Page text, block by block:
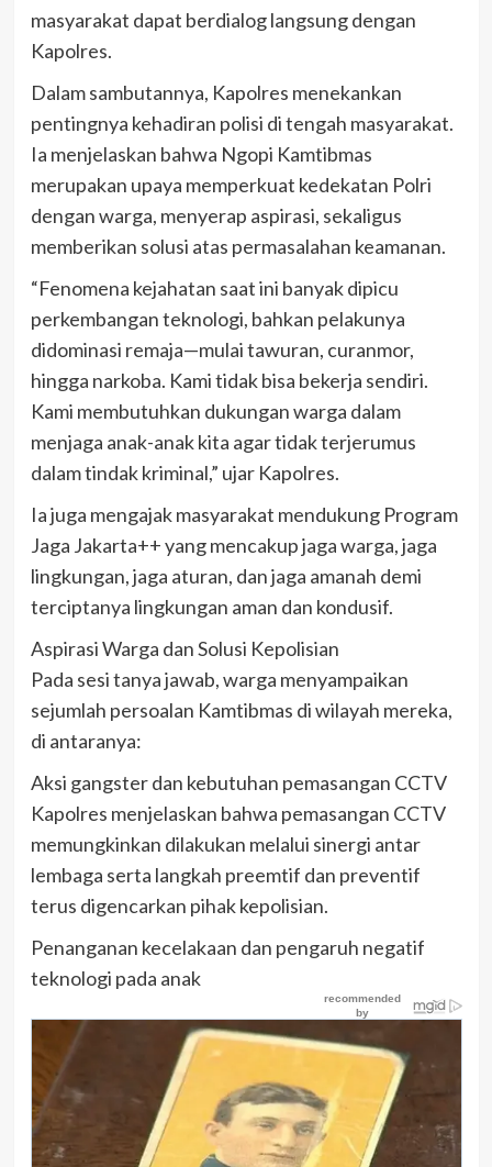
masyarakat dapat berdialog langsung dengan
Kapolres.
Dalam sambutannya, Kapolres menekankan
pentingnya kehadiran polisi di tengah masyarakat.
Ia menjelaskan bahwa Ngopi Kamtibmas
merupakan upaya memperkuat kedekatan Polri
dengan warga, menyerap aspirasi, sekaligus
memberikan solusi atas permasalahan keamanan.
“Fenomena kejahatan saat ini banyak dipicu
perkembangan teknologi, bahkan pelakunya
didominasi remaja—mulai tawuran, curanmor,
hingga narkoba. Kami tidak bisa bekerja sendiri.
Kami membutuhkan dukungan warga dalam
menjaga anak-anak kita agar tidak terjerumus
dalam tindak kriminal,” ujar Kapolres.
Ia juga mengajak masyarakat mendukung Program
Jaga Jakarta++ yang mencakup jaga warga, jaga
lingkungan, jaga aturan, dan jaga amanah demi
terciptanya lingkungan aman dan kondusif.
Aspirasi Warga dan Solusi Kepolisian
Pada sesi tanya jawab, warga menyampaikan
sejumlah persoalan Kamtibmas di wilayah mereka,
di antaranya:
Aksi gangster dan kebutuhan pemasangan CCTV
Kapolres menjelaskan bahwa pemasangan CCTV
memungkinkan dilakukan melalui sinergi antar
lembaga serta langkah preemtif dan preventif
terus digencarkan pihak kepolisian.
Penanganan kecelakaan dan pengaruh negatif
teknologi pada anak